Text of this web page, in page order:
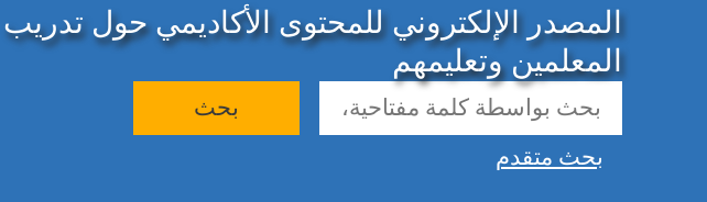
المصدر الإلكتروني للمحتوى الأكاديمي حول تدريب
المعلمين وتعليمهم
بحث
بحث متقدم